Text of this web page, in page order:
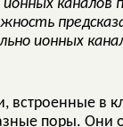
ионных
встроенные в
поры. Они